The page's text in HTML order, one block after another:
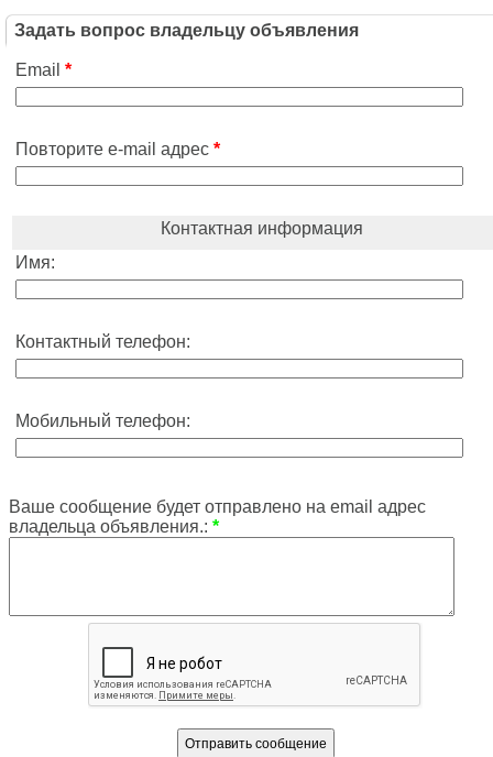
Задать вопрос владельцу объявления
Email *
Повторите e-mail адрес *
Контактная информация
Имя:
Контактный телефон:
Мобильный телефон:
Ваше сообщение будет отправлено на email адрес
владельца объявления.: *